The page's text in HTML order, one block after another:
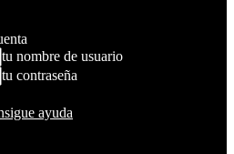
tu nombre de usuario
tu contraseña
ayuda